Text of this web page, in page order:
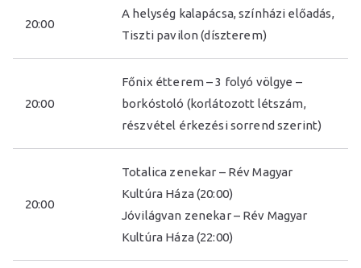
20:00
A helység kalapácsa, színházi előadás,
Tiszti pavilon (díszterem)
20:00
Főnix étterem – 3 folyó völgye –
borkóstoló (korlátozott létszám,
részvétel érkezési sorrend szerint)
20:00
Totalica zenekar – Rév Magyar
Kultúra Háza (20:00)
Jóvilágvan zenekar – Rév Magyar
Kultúra Háza (22:00)